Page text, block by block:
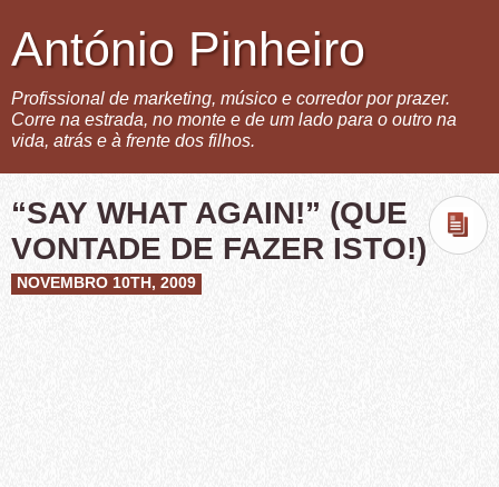
António Pinheiro
Profissional de marketing, músico e corredor por prazer.
Corre na estrada, no monte e de um lado para o outro na
vida, atrás e à frente dos filhos.
“SAY WHAT AGAIN!” (QUE
VONTADE DE FAZER ISTO!)
NOVEMBRO 10TH, 2009